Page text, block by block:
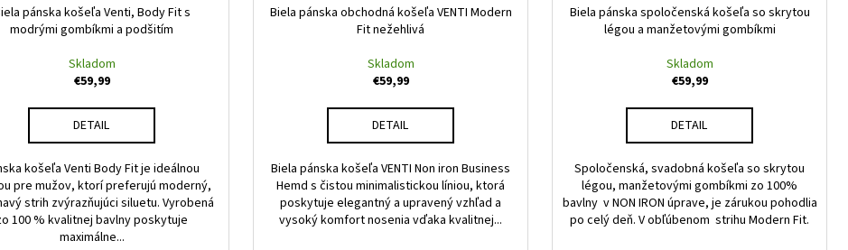
pánska košeľa Venti, Body Fit s
modrými gombíkmi a podšitím
Skladom
€59,99
DETAIL
košeľa Venti Body Fit je ideálnou
pre mužov, ktorí preferujú moderný,
strih zvýrazňujúci siluetu. Vyrobená
100 % kvalitnej bavlny poskytuje
maximálne...
Biela pánska obchodná košeľa VENTI Modern
Fit nežehlivá
Skladom
€59,99
DETAIL
Biela pánska košeľa VENTI Non iron Business
Hemd s čistou minimalistickou líniou, ktorá
poskytuje elegantný a upravený vzhľad a
vysoký komfort nosenia vďaka kvalitnej...
Biela pánska spoločenská košeľa so skrytou
légou a manžetovými gombíkmi
Skladom
€59,99
DETAIL
Spoločenská, svadobná košeľa so skrytou
légou, manžetovými gombíkmi zo 100%
bavlny v NON IRON úprave, je zárukou pohodlia
po celý deň. V obľúbenom strihu Modern Fit.